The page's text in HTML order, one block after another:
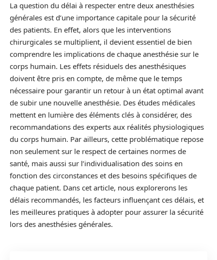
La question du délai à respecter entre deux anesthésies
générales est d’une importance capitale pour la sécurité
des patients. En effet, alors que les interventions
chirurgicales se multiplient, il devient essentiel de bien
comprendre les implications de chaque anesthésie sur le
corps humain. Les effets résiduels des anesthésiques
doivent être pris en compte, de même que le temps
nécessaire pour garantir un retour à un état optimal avant
de subir une nouvelle anesthésie. Des études médicales
mettent en lumière des éléments clés à considérer, des
recommandations des experts aux réalités physiologiques
du corps humain. Par ailleurs, cette problématique repose
non seulement sur le respect de certaines normes de
santé, mais aussi sur l’individualisation des soins en
fonction des circonstances et des besoins spécifiques de
chaque patient. Dans cet article, nous explorerons les
délais recommandés, les facteurs influençant ces délais, et
les meilleures pratiques à adopter pour assurer la sécurité
lors des anesthésies générales.